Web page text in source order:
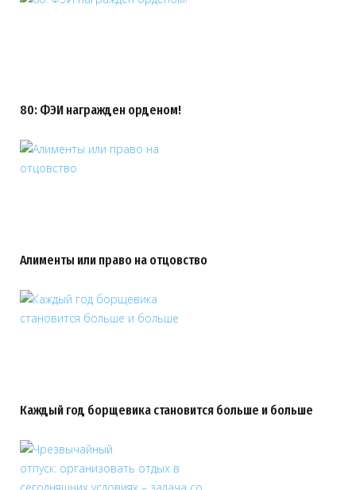
80: ФЭИ награжден орденом!
Алименты или право на отцовство
Каждый год борщевика становится больше и больше